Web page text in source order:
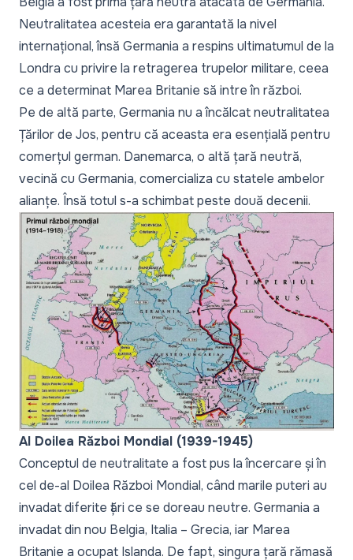
Neutralitatea acesteia era garantată la nivel
internațional, însă Germania a respins ultimatumul de la
Londra cu privire la retragerea trupelor militare, ceea
ce a determinat Marea Britanie să intre în război.
Pe de altă parte, Germania nu a încălcat neutralitatea
Țărilor de Jos, pentru că aceasta era esențială pentru
comerțul german. Danemarca, o altă țară neutră,
vecină cu Germania, comercializa cu statele ambelor
alianțe. Însă totul s-a schimbat peste două decenii.
Al Doilea Război Mondial (1939-1945)
Conceptul de neutralitate a fost pus la încercare și în
cel de-al Doilea Război Mondial, când marile puteri au
invadat diferite țări ce se doreau neutre. Germania a
invadat din nou Belgia, Italia – Grecia, iar Marea
Britanie a ocupat Islanda. De fapt, singura țară rămasă